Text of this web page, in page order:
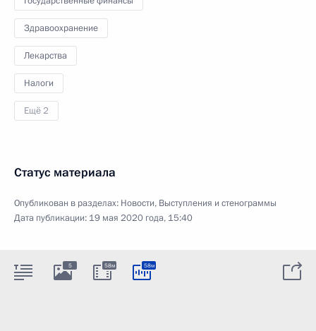
Здравоохранение
Лекарства
Налоги
Ещё 2
Статус материала
Опубликован в разделах: Новости, Выступления и стенограммы
Дата публикации: 19 мая 2020 года, 15:40
5 58м 58м